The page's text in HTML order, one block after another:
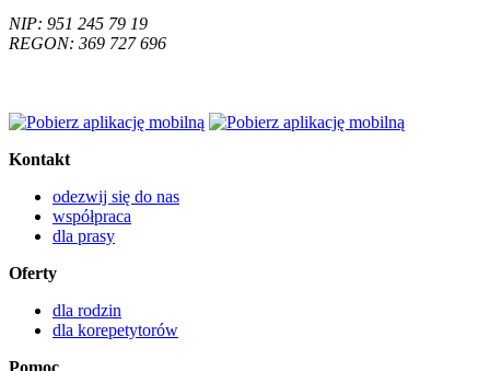
NIP: 951 245 79 19
REGON: 369 727 696
Kontakt
odezwij się do nas
współpraca
dla prasy
Oferty
dla rodzin
dla korepetytorów
Pomoc